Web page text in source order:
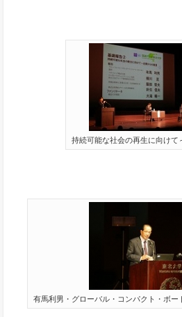
持続可能な社会の再生に向けて
有馬利男・グローバル・コンパクト・ボ